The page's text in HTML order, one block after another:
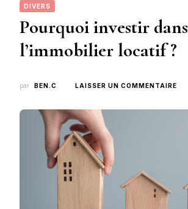
DIVERS
Pourquoi investir dans
l’immobilier locatif ?
par BEN.C LAISSER UN COMMENTAIRE